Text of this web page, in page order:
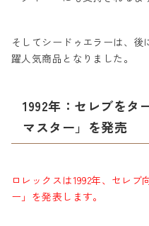
そしてシードゥエラーは、
躍人気商品となりました。
1992年：セレブをタ
マスター」を発売
ロレックスは1992年、セレ
ー」を発表します。